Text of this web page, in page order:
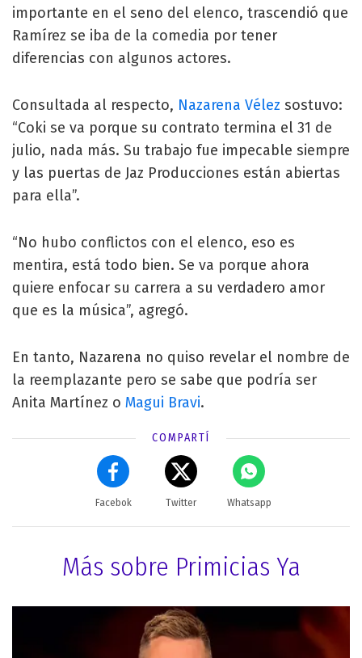
importante en el seno del elenco, trascendió que
Ramírez se iba de la comedia por tener
diferencias con algunos actores.
Consultada al respecto, Nazarena Vélez sostuvo:
“Coki se va porque su contrato termina el 31 de
julio, nada más. Su trabajo fue impecable siempre
y las puertas de Jaz Producciones están abiertas
para ella”.
“No hubo conflictos con el elenco, eso es
mentira, está todo bien. Se va porque ahora
quiere enfocar su carrera a su verdadero amor
que es la música”, agregó.
En tanto, Nazarena no quiso revelar el nombre de
la reemplazante pero se sabe que podría ser
Anita Martínez o Magui Bravi.
COMPARTÍ
Facebok Twitter Whatsapp
Más sobre Primicias Ya